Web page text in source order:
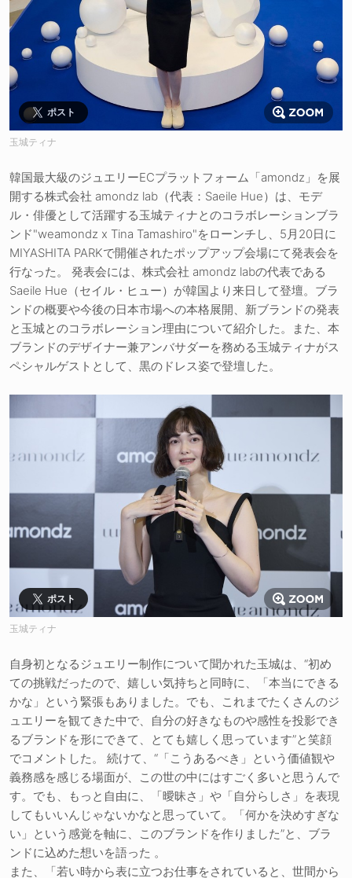
ポスト
玉城ティナ
韓国最大級のジュエリーECプラットフォーム「amondz」を展
開する株式会社 amondz lab（代表：Saeile Hue）は、モデ
ル・俳優として活躍する玉城ティナとのコラボレーションブラ
ンド"weamondz x Tina Tamashiro"をローンチし、5月20日に
MIYASHITA PARKで開催されたポップアップ会場にて発表会を
行なった。 発表会には、株式会社 amondz labの代表である
Saeile Hue（セイル・ヒュー）が韓国より来日して登壇。ブラ
ンドの概要や今後の日本市場への本格展開、新ブランドの発表
と玉城とのコラボレーション理由について紹介した。また、本
ブランドのデザイナー兼アンバサダーを務める玉城ティナがス
ペシャルゲストとして、黒のドレス姿で登壇した。
ポスト
玉城ティナ
自身初となるジュエリー制作について聞かれた玉城は、“初め
ての挑戦だったので、嬉しい気持ちと同時に、「本当にできる
かな」という緊張もありました。でも、これまでたくさんのジ
ュエリーを観てきた中で、自分の好きなものや感性を投影でき
るブランドを形にできて、とても嬉しく思っています”と笑顔
でコメントした。 続けて、“「こうあるべき」という価値観や
義務感を感じる場面が、この世の中にはすごく多いと思うんで
す。でも、もっと自由に、「曖昧さ」や「自分らしさ」を表現
してもいいんじゃないかなと思っていて。「何かを決めすぎな
い」という感覚を軸に、このブランドを作りました”と、ブラ
ンドに込めた想いを語った 。
また、「若い時から表に立つお仕事をされていると、世間から